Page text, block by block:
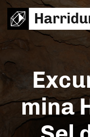
mina